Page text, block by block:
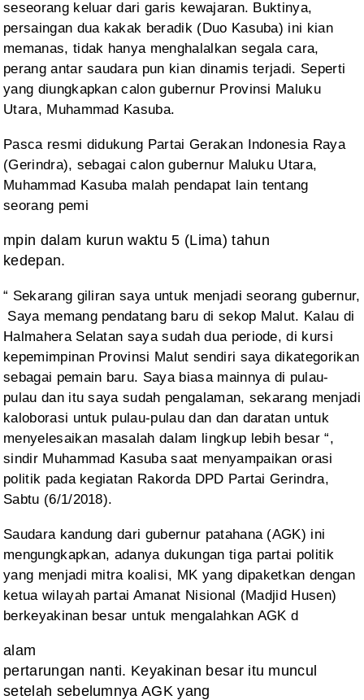
seseorang keluar dari garis kewajaran. Buktinya,
persaingan dua kakak beradik (Duo Kasuba) ini kian
memanas, tidak hanya menghalalkan segala cara,
perang antar saudara pun kian dinamis terjadi. Seperti
yang diungkapkan calon gubernur Provinsi Maluku
Utara, Muhammad Kasuba.
Pasca resmi didukung Partai Gerakan Indonesia Raya
(Gerindra), sebagai calon gubernur Maluku Utara,
Muhammad Kasuba malah pendapat lain tentang
seorang pemi
mpin dalam kurun waktu 5 (Lima) tahun
kedepan.
“ Sekarang giliran saya untuk menjadi seorang gubernur,
Saya memang pendatang baru di sekop Malut. Kalau di
Halmahera Selatan saya sudah dua periode, di kursi
kepemimpinan Provinsi Malut sendiri saya dikategorikan
sebagai pemain baru. Saya biasa mainnya di pulau-
pulau dan itu saya sudah pengalaman, sekarang menjadi
kaloborasi untuk pulau-pulau dan dan daratan untuk
menyelesaikan masalah dalam lingkup lebih besar “,
sindir Muhammad Kasuba saat menyampaikan orasi
politik pada kegiatan Rakorda DPD Partai Gerindra,
Sabtu (6/1/2018).
Saudara kandung dari gubernur patahana (AGK) ini
mengungkapkan, adanya dukungan tiga partai politik
yang menjadi mitra koalisi, MK yang dipaketkan dengan
ketua wilayah partai Amanat Nisional (Madjid Husen)
berkeyakinan besar untuk mengalahkan AGK d
alam
pertarungan nanti. Keyakinan besar itu muncul
setelah sebelumnya AGK yang